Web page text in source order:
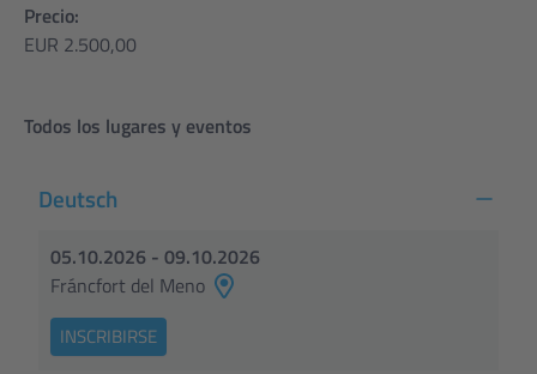
Precio:
EUR 2.500,00
Todos los lugares y eventos
Deutsch
05.10.2026 - 09.10.2026
Fráncfort del Meno
INSCRIBIRSE